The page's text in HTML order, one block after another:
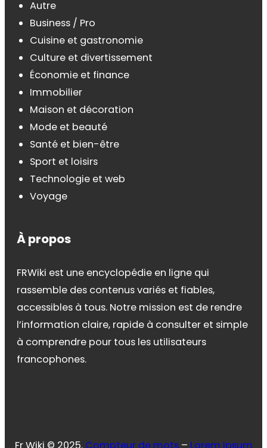
Autre
Business / Pro
Cuisine et gastronomie
Culture et divertissement
Économie et finance
Immobilier
Maison et décoration
Mode et beauté
Santé et bien-être
Sport et loisirs
Technologie et web
Voyage
À propos
FRWiki est une encyclopédie en ligne qui
rassemble des contenus variés et fiables,
accessibles à tous. Notre mission est de rendre
l’information claire, rapide à consulter et simple
à comprendre pour tous les utilisateurs
francophones.